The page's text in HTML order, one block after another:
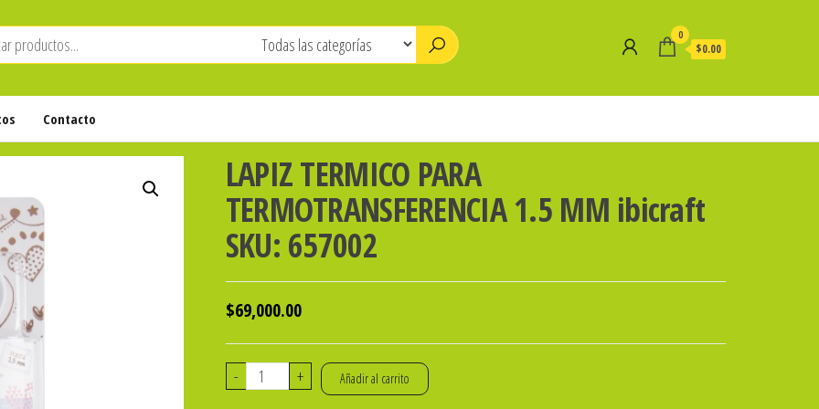
0
$0.00
Contacto
LAPIZ TERMICO PARA
TERMOTRANSFERENCIA 1.5 MM ibicraft
SKU: 657002
$69,000.00
-
LAPIZ
+ Añadir al carrito